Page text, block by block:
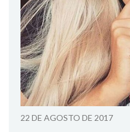
22 DE AGOSTO DE 2017